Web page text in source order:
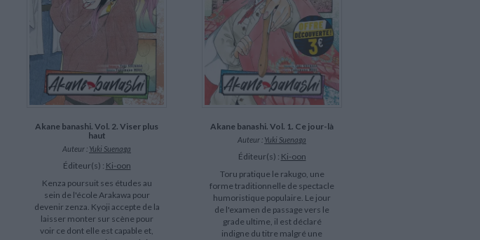
Akane banashi. Vol. 2. Viser plus
haut
Auteur : Yuki Suenaga
Éditeur(s) : Ki-oon
Kenza poursuit ses études au
sein de l'école Arakawa pour
devenir zenza. Kyoji accepte de la
laisser monter sur scène pour
voir ce dont elle est capable et,
Akane banashi. Vol. 1. Ce jour-là
Auteur : Yuki Suenaga
Éditeur(s) : Ki-oon
Toru pratique le rakugo, une
forme traditionnelle de spectacle
humoristique populaire. Le jour
de l'examen de passage vers le
grade ultime, il est déclaré
indigne du titre malgré une